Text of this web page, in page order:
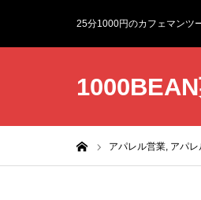
25分1000円のカフェマンツ
アパレル営業, アパ